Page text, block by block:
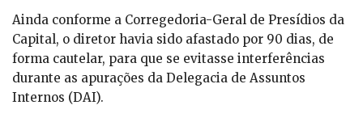
Ainda conforme a Corregedoria-Geral de Presídios da
Capital, o diretor havia sido afastado por 90 dias, de
forma cautelar, para que se evitasse interferências
durante as apurações da Delegacia de Assuntos
Internos (DAI).